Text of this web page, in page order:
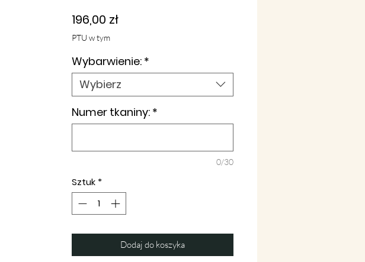
196,00 złCena
PTU w tym
Wybarwienie: *
Wybierz
Numer tkaniny: *
0/30
Sztuk *
Dodaj do koszyka